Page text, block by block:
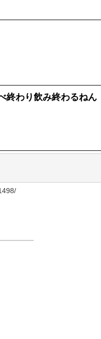
相互RSS
終わり飲み終わるねん